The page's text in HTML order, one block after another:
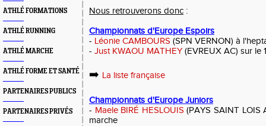
ATHLÉ FORMATIONS
ATHLÉ RUNNING
ATHLÉ MARCHE
ATHLÉ FORME ET SANTÉ
PARTENAIRES PUBLICS
PARTENAIRES PRIVÉS
Nous retrouverons donc :
Championnats d'Europe Espoirs
- Léonie CAMBOURS (SPN VERNON) à
- Just KWAOU MATHEY (EVREUX AC) sur le
➡️ La liste française
Championnats d'Europe Juniors
- Maele BIRÉ HESLOUIS (PAYS SAINT LOIS
marche